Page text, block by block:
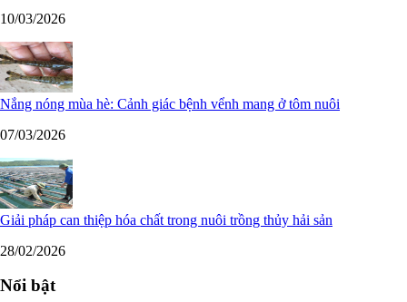
10/03/2026
Nắng nóng mùa hè: Cảnh giác bệnh vểnh mang ở tôm nuôi
07/03/2026
Giải pháp can thiệp hóa chất trong nuôi trồng thủy hải sản
28/02/2026
Nổi bật